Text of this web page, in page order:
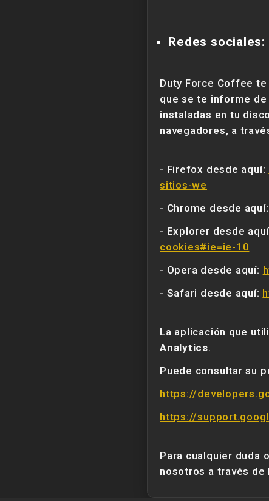
Redes sociales:
Duty Force Coffee
que se te informe
instaladas en tu
navegadores, a
- Firefox desde aquí:
sitios-we
- Chrome desde aquí:
- Explorer desde
cookies#ie=ie-10
- Opera desde aquí:
- Safari desde aquí:
La aplicación que
Analytics.
Puede consultar su
https://
https://
Para cualquier duda
nosotros a través